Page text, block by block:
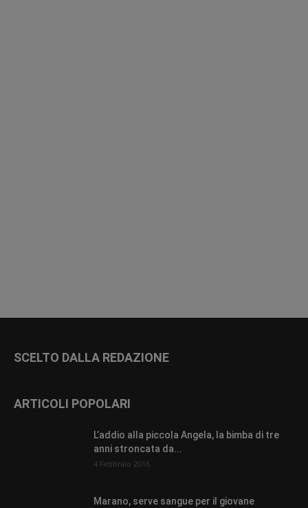
SCELTO DALLA REDAZIONE
ARTICOLI POPOLARI
L’addio alla piccola Angela, la bimba di tre
anni stroncata da...
4 Febbraio 2016
Marano, serve sangue per il giovane